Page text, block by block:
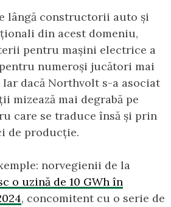
lângă constructorii auto și
din acest domeniu,
pentru mașini electrice a
numeroși jucători mai
dacă Northvolt s-a asociat
mizează mai degrabă pe
care se traduce însă și prin
de producție.
norvegienii de la
o uzină de 10 GWh în
, concomitent cu o serie de